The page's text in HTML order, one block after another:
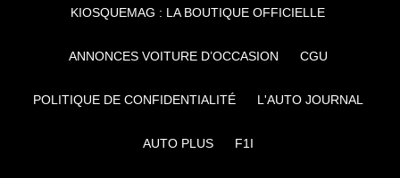
KIOSQUEMAG : LA BOUTIQUE OFFICIELLE
ANNONCES VOITURE D’OCCASION CGU
POLITIQUE DE CONFIDENTIALITÉ L'AUTO JOURNAL
AUTO PLUS F1I